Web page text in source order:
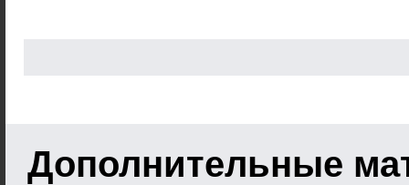
Дополнительные